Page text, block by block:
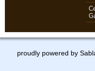
proudly powered by